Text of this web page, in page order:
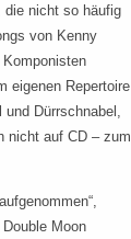
die nicht so häufig
von Kenny
eigenen Repertoire
Dürrschnabel,
nicht auf CD – zum
Moon